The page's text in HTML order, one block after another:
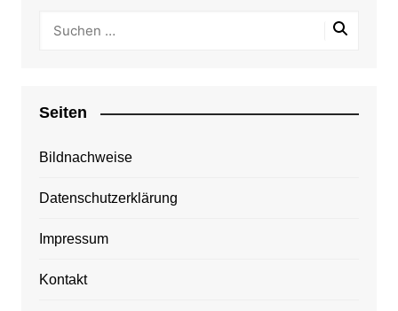
Seiten
Bildnachweise
Datenschutzerklärung
Impressum
Kontakt